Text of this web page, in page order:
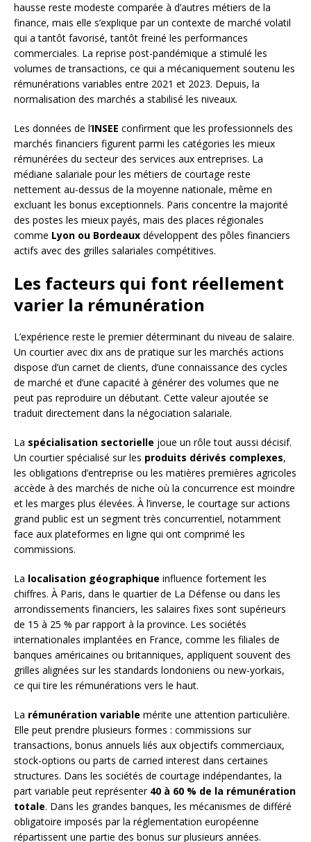
hausse reste modeste comparée à d’autres métiers de la
finance, mais elle s’explique par un contexte de marché volatil
qui a tantôt favorisé, tantôt freiné les performances
commerciales. La reprise post-pandémique a stimulé les
volumes de transactions, ce qui a mécaniquement soutenu les
rémunérations variables entre 2021 et 2023. Depuis, la
normalisation des marchés a stabilisé les niveaux.
Les données de l’INSEE confirment que les professionnels des
marchés financiers figurent parmi les catégories les mieux
rémunérées du secteur des services aux entreprises. La
médiane salariale pour les métiers de courtage reste
nettement au-dessus de la moyenne nationale, même en
excluant les bonus exceptionnels. Paris concentre la majorité
des postes les mieux payés, mais des places régionales
comme Lyon ou Bordeaux développent des pôles financiers
actifs avec des grilles salariales compétitives.
Les facteurs qui font réellement
varier la rémunération
L’expérience reste le premier déterminant du niveau de salaire.
Un courtier avec dix ans de pratique sur les marchés actions
dispose d’un carnet de clients, d’une connaissance des cycles
de marché et d’une capacité à générer des volumes que ne
peut pas reproduire un débutant. Cette valeur ajoutée se
traduit directement dans la négociation salariale.
La spécialisation sectorielle joue un rôle tout aussi décisif.
Un courtier spécialisé sur les produits dérivés complexes,
les obligations d’entreprise ou les matières premières agricoles
accède à des marchés de niche où la concurrence est moindre
et les marges plus élevées. À l’inverse, le courtage sur actions
grand public est un segment très concurrentiel, notamment
face aux plateformes en ligne qui ont comprimé les
commissions.
La localisation géographique influence fortement les
chiffres. À Paris, dans le quartier de La Défense ou dans les
arrondissements financiers, les salaires fixes sont supérieurs
de 15 à 25 % par rapport à la province. Les sociétés
internationales implantées en France, comme les filiales de
banques américaines ou britanniques, appliquent souvent des
grilles alignées sur les standards londoniens ou new-yorkais,
ce qui tire les rémunérations vers le haut.
La rémunération variable mérite une attention particulière.
Elle peut prendre plusieurs formes : commissions sur
transactions, bonus annuels liés aux objectifs commerciaux,
stock-options ou parts de carried interest dans certaines
structures. Dans les sociétés de courtage indépendantes, la
part variable peut représenter 40 à 60 % de la rémunération
totale. Dans les grandes banques, les mécanismes de différé
obligatoire imposés par la réglementation européenne
répartissent une partie des bonus sur plusieurs années.